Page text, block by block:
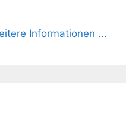
Informationen ...